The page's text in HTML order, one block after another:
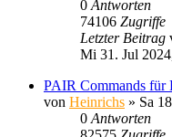
0 Antworten
74106 Zugriffe
Letzter Beitrag
Mi 31. Jul
PAIR Commands für
von Heinrichs » Sa
0 Antworten